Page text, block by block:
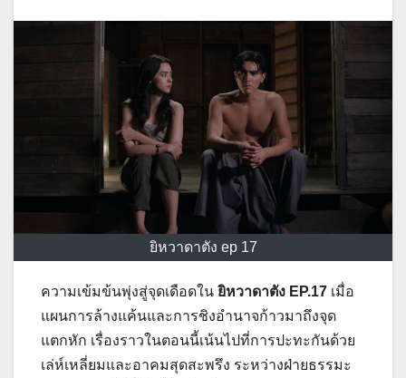
ยิหวาดาตัง ep 17
ความเข้มข้นพุ่งสู่จุดเดือดใน ยิหวาดาตัง EP.17 เมื่อ
แผนการล้างแค้นและการชิงอำนาจก้าวมาถึงจุด
แตกหัก เรื่องราวในตอนนี้เน้นไปที่การปะทะกันด้วย
เล่ห์เหลี่ยมและอาคมสุดสะพรึง ระหว่างฝ่ายธรรมะ